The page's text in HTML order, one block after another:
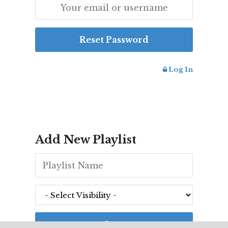
Log In
Add New Playlist